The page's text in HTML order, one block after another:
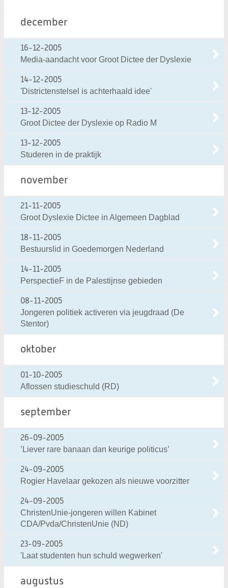
december
16-12-2005
Media-aandacht voor Groot Dictee der Dyslexie
14-12-2005
'Districtenstelsel is achterhaald idee'
13-12-2005
Groot Dictee der Dyslexie op Radio M
13-12-2005
Studeren in de praktijk
november
21-11-2005
Groot Dyslexie Dictee in Algemeen Dagblad
18-11-2005
Bestuurslid in Goedemorgen Nederland
14-11-2005
PerspectieF in de Palestijnse gebieden
08-11-2005
Jongeren politiek activeren via jeugdraad (De
Stentor)
oktober
01-10-2005
Aflossen studieschuld (RD)
september
26-09-2005
’Liever rare banaan dan keurige politicus’
24-09-2005
Rogier Havelaar gekozen als nieuwe voorzitter
24-09-2005
ChristenUnie-jongeren willen Kabinet
CDA/Pvda/ChristenUnie (ND)
23-09-2005
'Laat studenten hun schuld wegwerken'
augustus